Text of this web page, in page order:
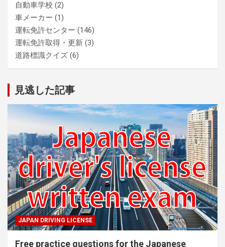
自動車学校 (2)
車メーカー (1)
運転免許センター (146)
運転免許取得・更新 (3)
道路標識クイズ (6)
見逃した記事
JAPAN DRIVING LICENSE
Free practice questions for the Japanese